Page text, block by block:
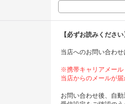
【必ずお読みください
当店へのお問い合わせ
※携帯キャリアメール
当店からのメールが届
お問い合わせ後、自動